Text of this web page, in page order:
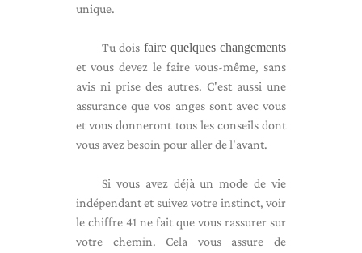
unique.
Tu dois faire quelques changements
et vous devez le faire vous-même, sans
avis ni prise des autres. C'est aussi une
assurance que vos anges sont avec vous
et vous donneront tous les conseils dont
vous avez besoin pour aller de l'avant.
Si vous avez déjà un mode de vie
indépendant et suivez votre instinct, voir
le chiffre 41 ne fait que vous rassurer sur
votre chemin. Cela vous assure de